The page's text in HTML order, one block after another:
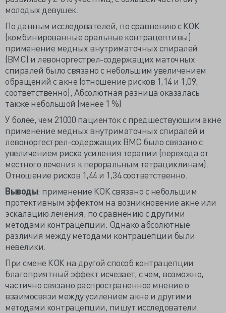
молодых девушек.
По данным исследователей, по сравнению с КОК
(комбинированные оральные контрацептивы)
применение медных внутриматочных спиралей
(ВМС) и левоноргестрел-содержащих маточных
спиралей было связано с небольшим увеличением
обращений с акне (отношение рисков 1,14 и 1,09,
соответственно), Абсолютная разница оказалась
также небольшой (менее 1 %)
У более, чем 21000 пациенток с предшествующим акне
применение медных внутриматочных спиралей и
левоноргестрел-содержащих ВМС было связано с
увеличением риска усиления терапии (перехода от
местного лечения к пероральным тетрациклинам).
Отношение рисков 1,44 и 1,34 соответственно.
Выводы: применение КОК связано с небольшим
протективным эффектом на возникновение акне или
эскалацию лечения, по сравнению с другими
методами контрацепции. Однако абсолютные
различия между методами контрацепции были
невелики.
При смене КОК на другой способ контрацепции
благоприятный эффект исчезает, с чем, возможно,
частично связано распространенное мнение о
взаимосвязи между усилением акне и другими
методами контрацепции, пишут исследователи.